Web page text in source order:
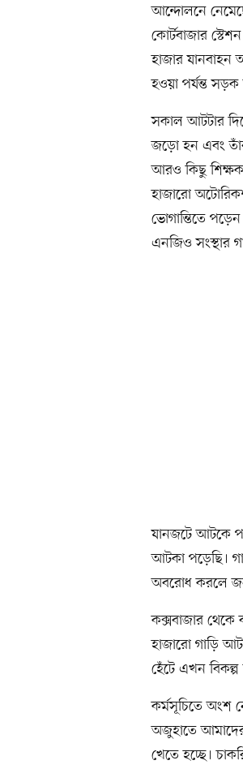
আন্দোলনে
কোর্টবাজার
হাজার যানবাহন
হওয়া পর্যন্ত
সকাল আটটার
জড়ো হন এবং
আরও কিছু
হাজারো
ভোগান্তিতে
এনজিও সংস্থার
যানজটে আটকে
আটকা পড়েছি।
অবরোধ করলে
কক্সবাজার থেকে
হাজারো গাড়ি
হেঁটে এখন বিকল্প
কর্মসূচিতে অংশ
অজুহাতে আমাদের
খেতে হচ্ছে।